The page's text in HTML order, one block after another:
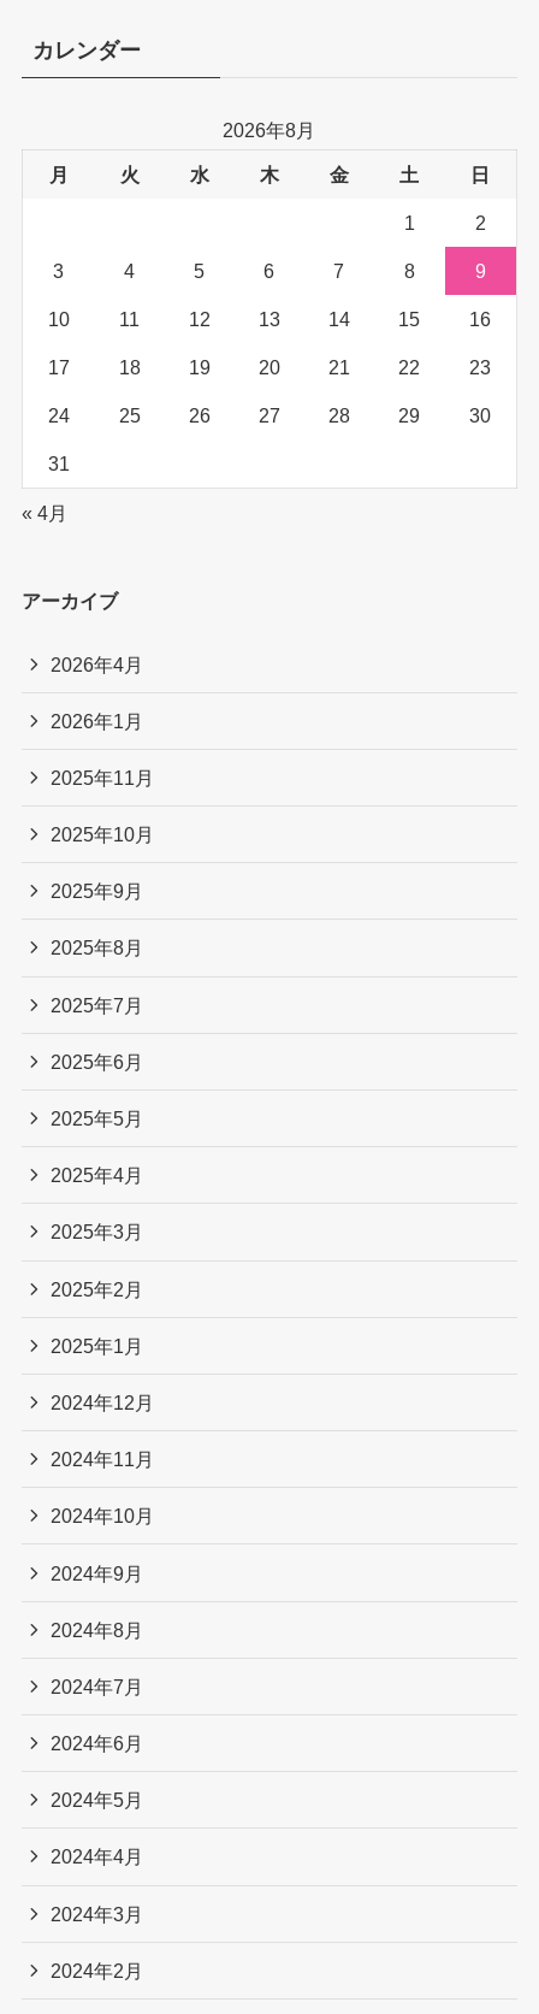
カレンダー
2026年8月
月 火 水 木 金 土 日
1 2
3 4 5 6 7 8 9
10 11 12 13 14 15 16
17 18 19 20 21 22 23
24 25 26 27 28 29 30
31
« 4月
アーカイブ
2026年4月
2026年1月
2025年11月
2025年10月
2025年9月
2025年8月
2025年7月
2025年6月
2025年5月
2025年4月
2025年3月
2025年2月
2025年1月
2024年12月
2024年11月
2024年10月
2024年9月
2024年8月
2024年7月
2024年6月
2024年5月
2024年4月
2024年3月
2024年2月